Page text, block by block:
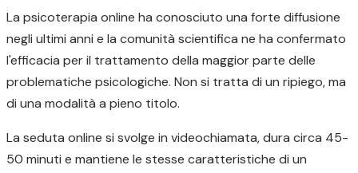
La psicoterapia online ha conosciuto una forte diffusione
negli ultimi anni e la comunità scientifica ne ha confermato
l'efficacia per il trattamento della maggior parte delle
problematiche psicologiche. Non si tratta di un ripiego, ma
di una modalità a pieno titolo.
La seduta online si svolge in videochiamata, dura circa 45-
50 minuti e mantiene le stesse caratteristiche di un